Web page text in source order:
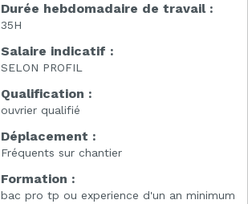
Durée hebdomadaire de travail :
35H
Salaire indicatif :
SELON PROFIL
Qualification :
ouvrier qualifié
Déplacement :
Fréquents sur chantier
Formation :
bac pro tp ou experience d'un an minimum